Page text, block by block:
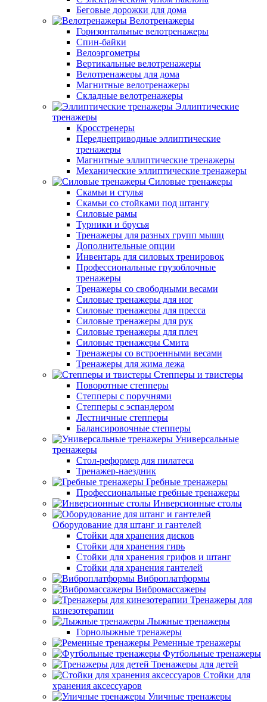
Беговые дорожки для дома
Велотренажеры
Горизонтальные велотренажеры
Спин-байки
Велоэргометры
Вертикальные велотренажеры
Велотренажеры для дома
Магнитные велотренажеры
Складные велотренажеры
Эллиптические
тренажеры
Кросстренеры
Переднеприводные эллиптические
тренажеры
Магнитные эллиптические тренажеры
Механические эллиптические тренажеры
Силовые тренажеры
Скамьи и стулья
Скамьи со стойками под штангу
Силовые рамы
Турники и брусья
Тренажеры для разных групп мышц
Дополнительные опции
Инвентарь для силовых тренировок
Профессиональные грузоблочные
тренажеры
Тренажеры со свободными весами
Силовые тренажеры для ног
Силовые тренажеры для пресса
Силовые тренажеры для рук
Силовые тренажеры для плеч
Силовые тренажеры Смита
Тренажеры со встроенными весами
Тренажеры для жима лежа
Степперы и твистеры
Поворотные степперы
Степперы с поручнями
Степперы с эспандером
Лестничные степперы
Балансировочные степперы
Универсальные
тренажеры
Стол-реформер для пилатеса
Тренажер-наездник
Гребные тренажеры
Профессиональные гребные тренажеры
Инверсионные столы
Оборудование для штанг и гантелей
Стойки для хранения дисков
Стойки для хранения гирь
Стойки для хранения грифов и штанг
Стойки для хранения гантелей
Виброплатформы
Вибромассажеры
Тренажеры для
кинезотерапии
Лыжные тренажеры
Горнолыжные тренажеры
Ременные тренажеры
Футбольные тренажеры
Тренажеры для детей
Стойки для
хранения аксессуаров
Уличные тренажеры